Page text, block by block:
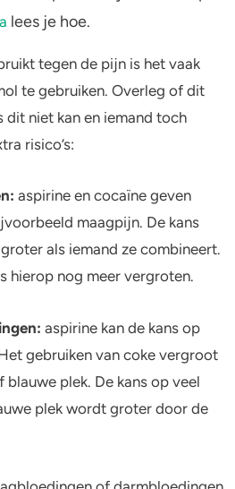
lees je hoe.
tegen de pijn is het vaak
te gebruiken. Overleg of dit
dit niet kan en iemand toch
risico’s:
aspirine en cocaïne geven
maagpijn. De kans
als iemand ze combineert.
hierop nog meer vergroten.
aspirine kan de kans op
gebruiken van coke vergroot
blauwe plek. De kans op veel
plek wordt groter door de